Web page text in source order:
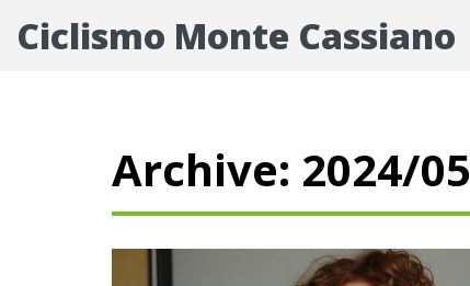
Ciclismo Monte Cassiano
Archive: 2024/05